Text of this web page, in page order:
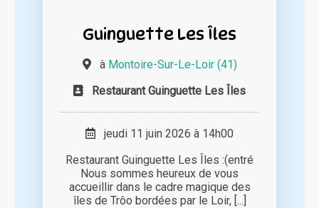
Guinguette Les Îles
à Montoire-Sur-Le-Loir (41)
Restaurant Guinguette Les Îles
jeudi 11 juin 2026 à 14h00
Restaurant Guinguette Les Îles :(entré
Nous sommes heureux de vous
accueillir dans le cadre magique des
îles de Trôo bordées par le Loir, [...]